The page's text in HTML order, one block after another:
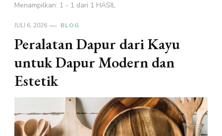
Menampilkan: 1 - 1 dari 1 HASIL
JULI 6, 2026 BLOG
Peralatan Dapur dari Kayu
untuk Dapur Modern dan
Estetik